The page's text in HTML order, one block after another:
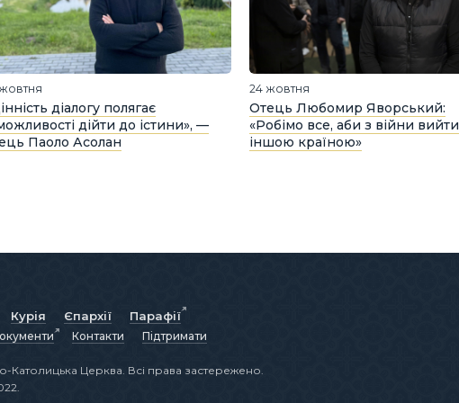
діалогу полягає
дійти до істини», —
Паоло Асолан
24 жовтня
Отець Любомир Яворський:
«Робімо все, аби з війни вийти
іншою країною»
Курія Єпархії Парафії
Контакти Підтримати
Католицька Церква. Всі права застережено.